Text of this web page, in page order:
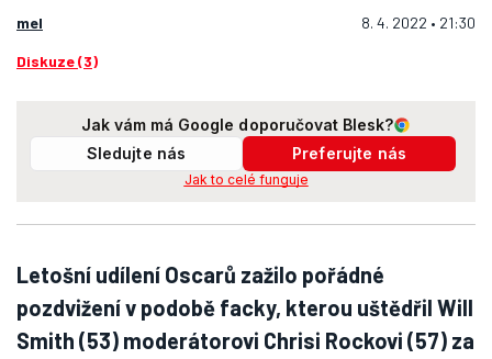
mel 8. 4. 2022 • 21:30
Diskuze (3)
Jak vám má Google doporučovat Blesk?
Sledujte nás
Preferujte nás
Jak to celé funguje
Letošní udílení Oscarů zažilo pořádné
pozdvižení v podobě facky, kterou uštědřil Will
Smith (53) moderátorovi Chrisi Rockovi (57) za